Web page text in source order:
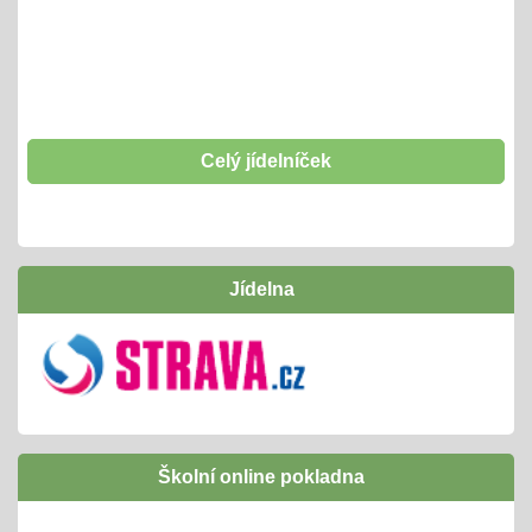
01.10.2024
- tradičně si "odpracujeme" vstupenku na interaktivní
Inovativní vzdělávání /Šablony I OPJAK
01.09.2024
následně budeme žádat zapojení do Šablony
II OPJAK
Celý jídelníček
Jídelna
Školní online pokladna